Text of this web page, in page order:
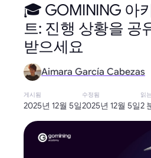
🎓 GOMINING 아
트: 진행 상황을 공
받으세요
Aimara García Cabezas
게시됨
2025년 12월 5일
수정됨
2025년 12월 5일
읽
2